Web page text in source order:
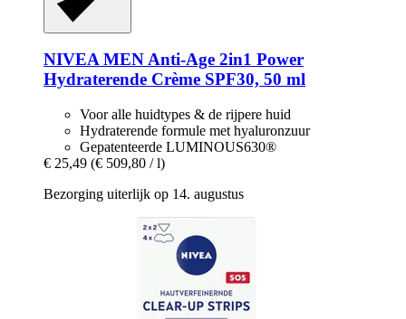
NIVEAMEN Anti-​Age 2in1 Power
Hydraterende Crème SPF30, 50 ml
Voor alle huidtypes & de rijpere huid
Hydraterende formule met hyaluronzuur
Gepatenteerde LUMINOUS630®
€ 25,49 (€ 509,80 / l)
Bezorging uiterlijk op 14. augustus